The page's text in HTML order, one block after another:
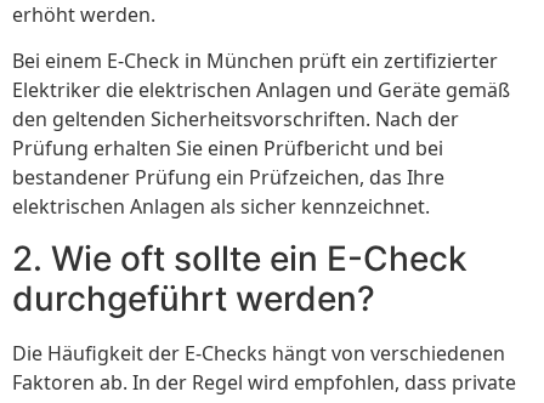
erhöht werden.
Bei einem E-Check in München prüft ein zertifizierter
Elektriker die elektrischen Anlagen und Geräte gemäß
den geltenden Sicherheitsvorschriften. Nach der
Prüfung erhalten Sie einen Prüfbericht und bei
bestandener Prüfung ein Prüfzeichen, das Ihre
elektrischen Anlagen als sicher kennzeichnet.
2. Wie oft sollte ein E-Check
durchgeführt werden?
Die Häufigkeit der E-Checks hängt von verschiedenen
Faktoren ab. In der Regel wird empfohlen, dass private